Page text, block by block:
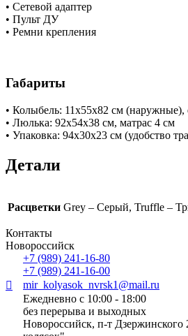
• Сетевой адаптер
• Пульт ДУ
• Ремни крепления
Габариты
• Колыбель: 11х55х82 см (наружные),
• Люлька: 92х54х38 см, матрас 4 см
• Упаковка: 94х30х23 см (удобство
Детали
Расцветки Grey – Серый, Truffle –
Контакты
Новороссийск
+7 (989) 241-16-80
+7 (989) 241-16-00
mir_kolyasok_nvrsk1@mail.ru
Ежедневно с 10:00 - 18:00
без перерыва и выходных
Новороссийск, п-т